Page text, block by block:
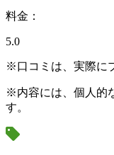
料金：
5.0
※口コミは、実際に
※内容には、個人的
す。